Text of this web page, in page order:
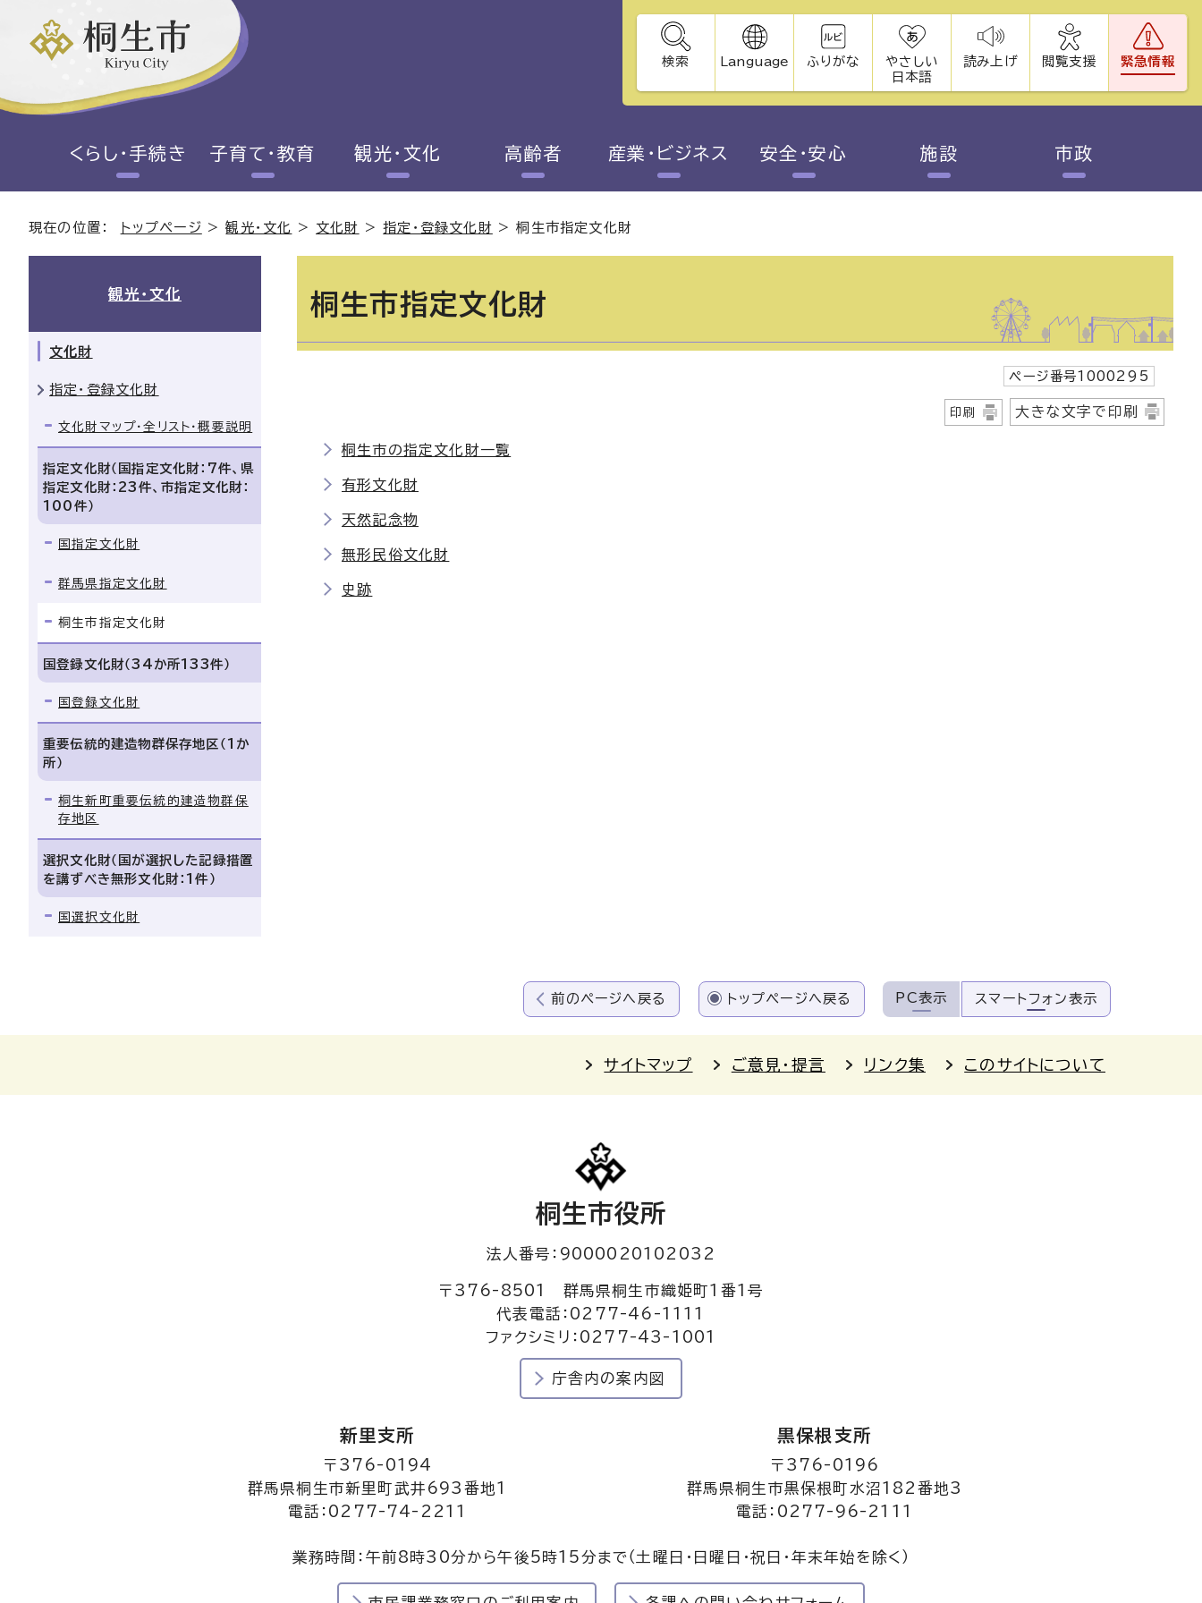
検索 Language ふりがな
やさしい
日本語
読み上げ 閲覧支援 緊急情報
くらし・手続き 子育て・教育 観光・文化 高齢者 産業・ビジネス 安全・安心 施設 市政
現在の位置： トップページ >観光・文化 > 文化財 >指定・登録文化財 >桐生市指定文化財
桐生市指定文化財
ページ番号1000295
印刷 大きな文字で印刷
桐生市の指定文化財一覧
有形文化財
天然記念物
無形民俗文化財
史跡
観光・文化
文化財
指定・登録文化財
文化財マップ・全リスト・概要説明
指定文化財（国指定文化財：7件、県
指定文化財：23件、市指定文化財：
100件）
国指定文化財
群馬県指定文化財
桐生市指定文化財
国登録文化財（34か所133件）
国登録文化財
重要伝統的建造物群保存地区（1か
所）
桐生新町重要伝統的建造物群保
存地区
選択文化財（国が選択した記録措置
を講ずべき無形文化財：1件）
国選択文化財
前のページへ戻る トップページへ戻る PC表示 スマートフォン表示
サイトマップ ご意見・提言 リンク集 このサイトについて
桐生市役所
法人番号：9000020102032
〒376-8501 群馬県桐生市織姫町1番1号
代表電話：0277-46-1111
ファクシミリ：0277-43-1001
庁舎内の案内図
新里支所
〒376-0194
群馬県桐生市新里町武井693番地1
電話：0277-74-2211
黒保根支所
〒376-0196
群馬県桐生市黒保根町水沼182番地3
電話：0277-96-2111
業務時間：午前8時30分から午後5時15分まで（土曜日・日曜日・祝日・年末年始を除く）